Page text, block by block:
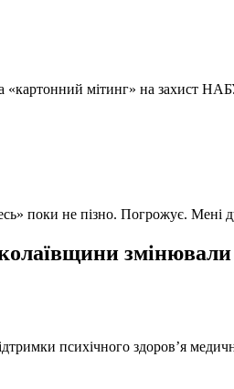
мітинг» на захист
поки не пізно. Погрожує. Мені
змінювали
психічного здоров’я